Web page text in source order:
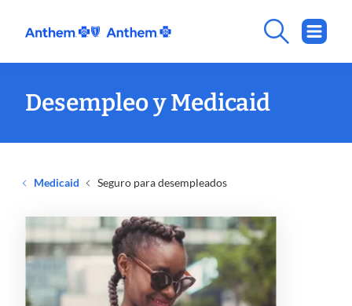
Desempleo y Medicaid
Medicaid Seguro para desempleados